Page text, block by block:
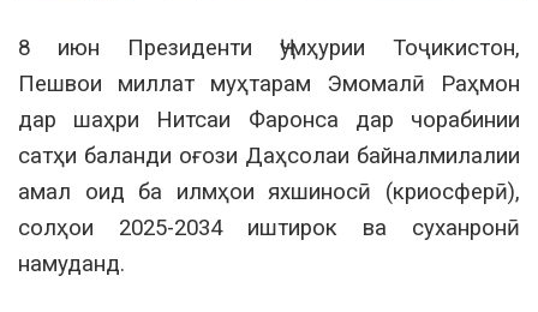
8 июн Президенти Ҷумҳурии Тоҷикистон,
Пешвои миллат муҳтарам Эмомалӣ Раҳмон
дар шаҳри Нитсаи Фаронса дар чорабинии
сатҳи баланди оғози Даҳсолаи байналмилалии
амал оид ба илмҳои яхшиносӣ (криосферӣ),
солҳои 2025-2034 иштирок ва суханронӣ
намуданд.